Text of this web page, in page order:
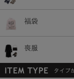
福袋
喪服